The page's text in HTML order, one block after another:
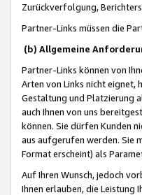
Zurückverfolgung,
Partner-Links müssen die
(b) Allgemeine
Partner-Links können von
Arten von Links nicht eignet,
Gestaltung und Platzierung
auch Ihnen von uns
können. Sie dürfen Kunden
aus aufgerufen werden. Sie
Format erscheint) als
Auf Ihren Wunsch, jedoch
Ihnen erlauben, die Leistung